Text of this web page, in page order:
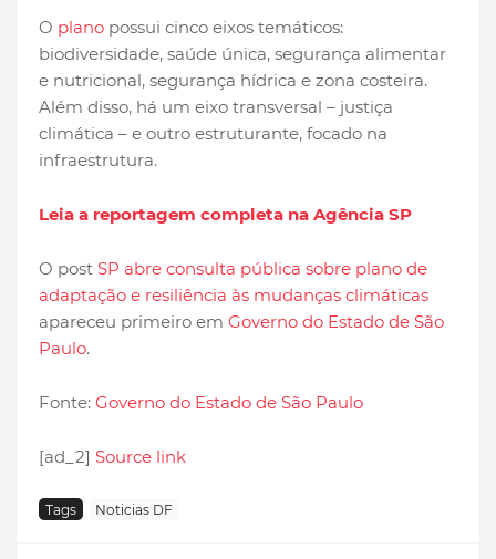
O plano possui cinco eixos temáticos:
biodiversidade, saúde única, segurança alimentar
e nutricional, segurança hídrica e zona costeira.
Além disso, há um eixo transversal – justiça
climática – e outro estruturante, focado na
infraestrutura.
Leia a reportagem completa na Agência SP
O post SP abre consulta pública sobre plano de
adaptação e resiliência às mudanças climáticas
apareceu primeiro em Governo do Estado de São
Paulo.
Fonte: Governo do Estado de São Paulo
[ad_2] Source link
Tags Noticias DF